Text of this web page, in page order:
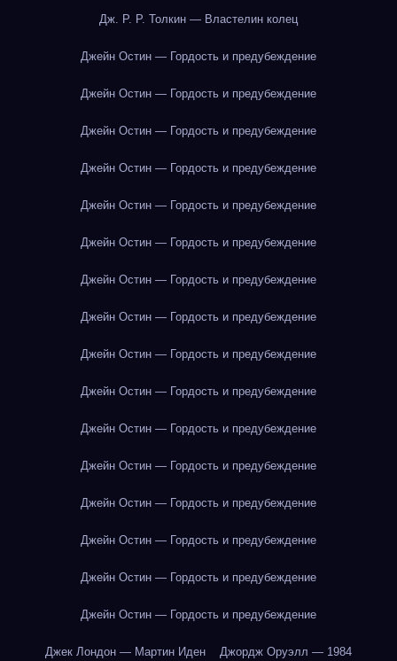
Дж. Р. Р. Толкин — Властелин колец
Джейн Остин — Гордость и предубеждение
Джейн Остин — Гордость и предубеждение
Джейн Остин — Гордость и предубеждение
Джейн Остин — Гордость и предубеждение
Джейн Остин — Гордость и предубеждение
Джейн Остин — Гордость и предубеждение
Джейн Остин — Гордость и предубеждение
Джейн Остин — Гордость и предубеждение
Джейн Остин — Гордость и предубеждение
Джейн Остин — Гордость и предубеждение
Джейн Остин — Гордость и предубеждение
Джейн Остин — Гордость и предубеждение
Джейн Остин — Гордость и предубеждение
Джейн Остин — Гордость и предубеждение
Джейн Остин — Гордость и предубеждение
Джейн Остин — Гордость и предубеждение
Джек Лондон — Мартин Иден Джордж Оруэлл — 1984